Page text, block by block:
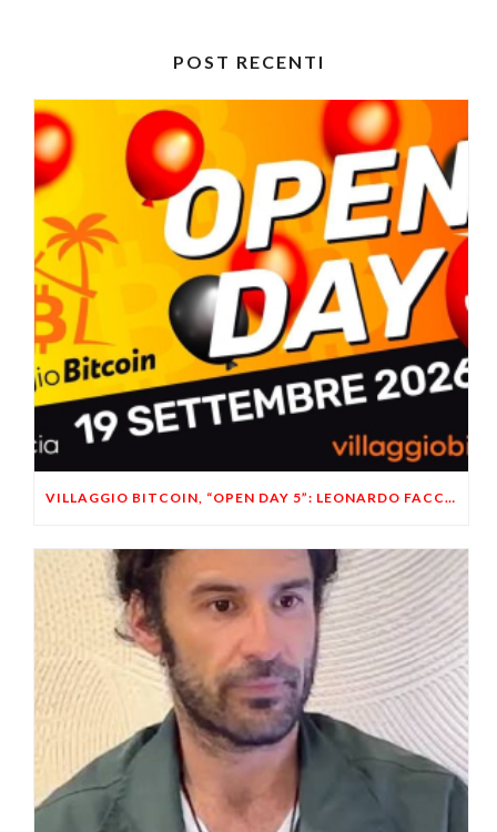
POST RECENTI
VILLAGGIO BITCOIN, “OPEN DAY 5”: LEONARDO FACCO OSPITE A BRESCIA